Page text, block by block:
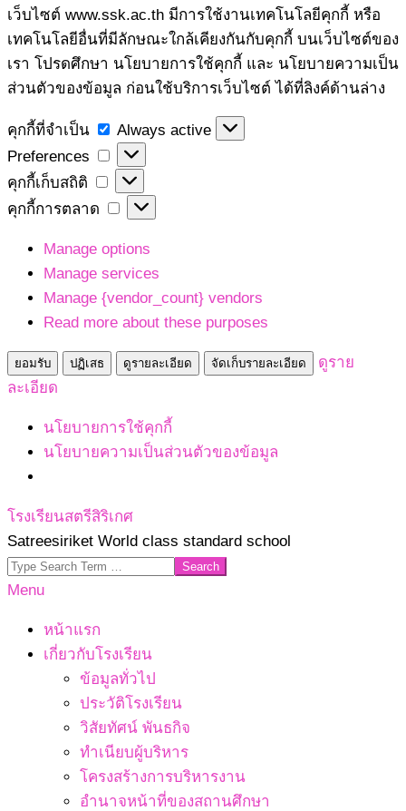
เว็บไซต์ www.ssk.ac.th มีการใช้งานเทคโนโลยีคุกกี้ หรือ
เทคโนโลยีอื่นที่มีลักษณะใกล้เคียงกันกับคุกกี้ บนเว็บไซต์ของ
เรา โปรดศึกษา นโยบายการใช้คุกกี้ และ นโยบายความเป็น
ส่วนตัวของข้อมูล ก่อนใช้บริการเว็บไซต์ ได้ที่ลิงค์ด้านล่าง
คุกกี้ที่จำเป็น
คุกกี้
ที่
จำเป็น
Always active
Preferences
Preferences
คุกกี้เก็บสถิติ
คุกกี้
เก็บ
คุกกี้การตลาด
คุกกี้
ตลาด
Manage options
Manage services
Manage {vendor_count} vendors
Read more about these purposes
ยอมรับ ปฏิเสธ ดูรายละเอียด จัดเก็บรายละเอียด
ดูราย
ละเอียด
นโยบายการใช้คุกกี้
นโยบายความเป็นส่วนตัวของข้อมูล
Skip
to
content
โรงเรียนสตรีสิริเกศ
Satreesiriket World class standard school
Search
Primary
Menu
หน้าแรก
เกี่ยวกับโรงเรียน
ข้อมูลทั่วไป
ประวัติโรงเรียน
วิสัยทัศน์ พันธกิจ
ทำเนียบผู้บริหาร
โครงสร้างการบริหารงาน
อำนาจหน้าที่ของสถานศึกษา